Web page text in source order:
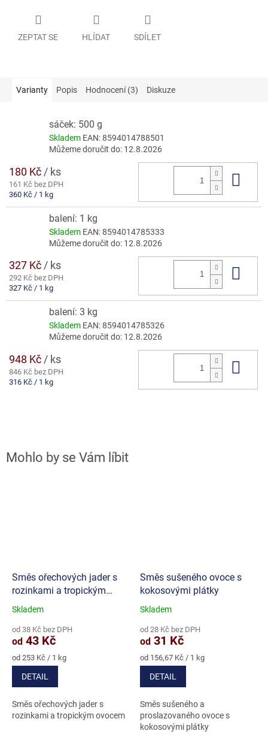
ZEPTAT SE HLÍDAT SDÍLET
Varianty Popis Hodnocení (3) Diskuze
sáček: 500 g
Skladem EAN:8594014788501
Můžeme doručit do: 12.8.2026
180 Kč / ks
161 Kč bez DPH
Měrná
360 Kč / 1 kg
balení: 1 kg
Skladem EAN:8594014785333
Můžeme doručit do: 12.8.2026
327 Kč/ ks
292 Kč bez DPH
Měrná
327 Kč / 1 kg
balení: 3 kg
Skladem EAN:8594014785326
Můžeme doručit do: 12.8.2026
948 Kč / ks
846 Kč bez DPH
Měrná
316 Kč / 1 kg
Směs ořechových jader s
rozinkami a tropickým
ovocem
Průměrné
produktu
je
5,0
z
hvězdiček.
Skladem
od 38 Kč bez DPH
od 43 Kč
Měrná
cena:
od 253 Kč / 1 kg
DETAIL
Směs ořechových jader s
rozinkami a tropickým ovocem
Směs sušeného ovoce s
kokosovými plátky
Průměrné
produktu
je
4,3
z
hvězdiček.
Skladem
od 28 Kč bez DPH
od 31 Kč
Měrná
cena:
od 156,67 Kč / 1 kg
DETAIL
Směs sušeného a
proslazovaného ovoce s
kokosovými plátky